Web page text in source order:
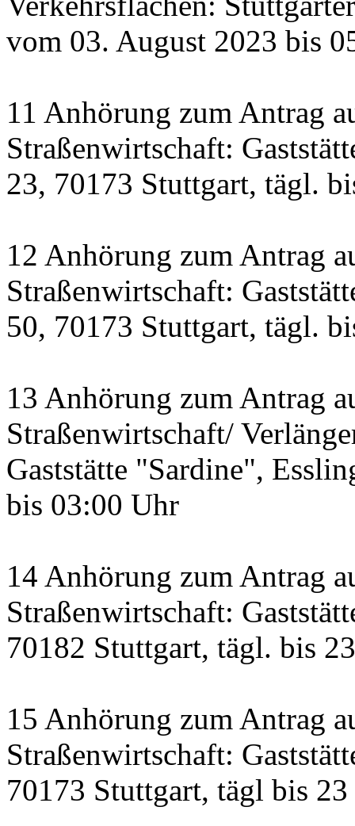
vom 03. August 2023 bis
11 Anhörung zum Antrag
Straßenwirtschaft:
23, 70173 Stuttgart, tägl.
12 Anhörung zum Antrag
Straßenwirtschaft:
50, 70173 Stuttgart, tägl.
13 Anhörung zum Antrag
Straßenwirtschaft/
Gaststätte "Sardine",
bis 03:00 Uhr
14 Anhörung zum Antrag
Straßenwirtschaft:
70182 Stuttgart, tägl. bis
15 Anhörung zum Antrag
Straßenwirtschaft:
70173 Stuttgart, tägl bis